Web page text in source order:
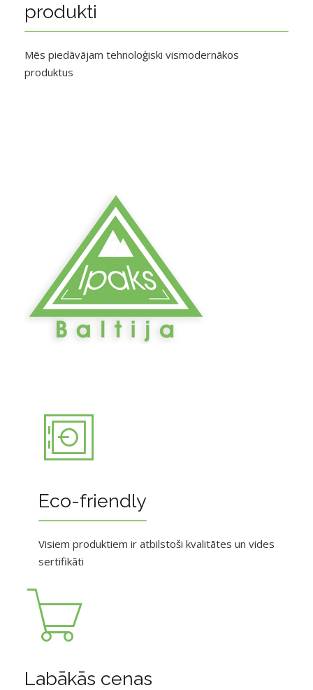
produkti
Mēs piedāvājam tehnoloģiski vismodernākos
produktus
Eco-friendly
Visiem produktiem ir atbilstoši kvalitātes un vides
sertifikāti
Labākās cenas